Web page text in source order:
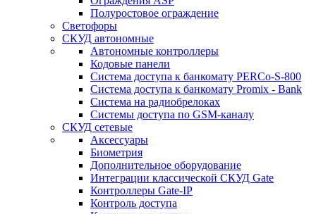
Полуростовое ограждение
Светофоры
СКУД автономные
Автономные контроллеры
Кодовые панели
Система доступа к банкомату PERCo-S-800
Система доступа к банкомату Promix - Bank
Система на радиобрелоках
Системы доступа по GSM-каналу
СКУД сетевые
Аксессуары
Биометрия
Дополнительное оборудование
Интеграции классической СКУД Gate
Контроллеры Gate-IP
Контроль доступа